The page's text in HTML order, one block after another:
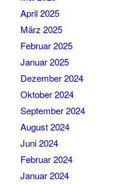
April 2025
März 2025
Februar 2025
Januar 2025
Dezember 2024
Oktober 2024
September 2024
August 2024
Juni 2024
Februar 2024
Januar 2024